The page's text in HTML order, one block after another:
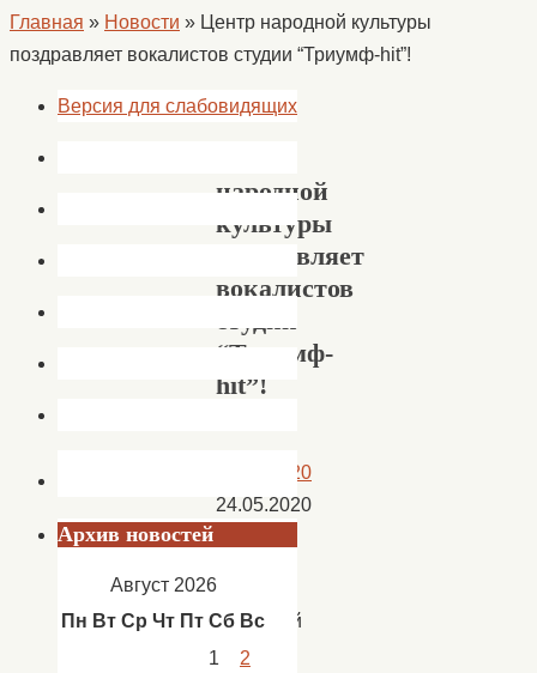
Главная » Новости » Центр народной культуры
поздравляет вокалистов студии “Триумф-hit”!
народной
культуры
поздравляет
вокалистов
студии
“Триумф-
hit”!
24.05.2020
24.05.2020
народной
культуры
Версия для слабовидящих
Архив новостей
Август 2026
Пн Вт Ср Чт Пт Сб Вс
1
2